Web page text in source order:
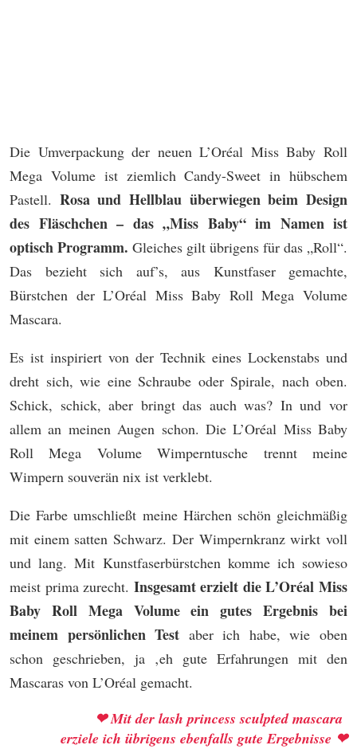
Die Umverpackung der neuen L’Oréal Miss Baby Roll
Mega Volume ist ziemlich Candy-Sweet in hübschem
Pastell. Rosa und Hellblau überwiegen beim Design
des Fläschchen – das „Miss Baby“ im Namen ist
optisch Programm. Gleiches gilt übrigens für das „Roll“.
Das bezieht sich auf’s, aus Kunstfaser gemachte,
Bürstchen der L’Oréal Miss Baby Roll Mega Volume
Mascara.
Es ist inspiriert von der Technik eines Lockenstabs und
dreht sich, wie eine Schraube oder Spirale, nach oben.
Schick, schick, aber bringt das auch was? In und vor
allem an meinen Augen schon. Die L’Oréal Miss Baby
Roll Mega Volume Wimperntusche trennt meine
Wimpern souverän nix ist verklebt.
Die Farbe umschließt meine Härchen schön gleichmäßig
mit einem satten Schwarz. Der Wimpernkranz wirkt voll
und lang. Mit Kunstfaserbürstchen komme ich sowieso
meist prima zurecht. Insgesamt erzielt die L’Oréal Miss
Baby Roll Mega Volume ein gutes Ergebnis bei
meinem persönlichen Test aber ich habe, wie oben
schon geschrieben, ja ‚eh gute Erfahrungen mit den
Mascaras von L’Oréal gemacht.
❤ Mit der lash princess sculpted mascara
erziele ich übrigens ebenfalls gute Ergebnisse ❤